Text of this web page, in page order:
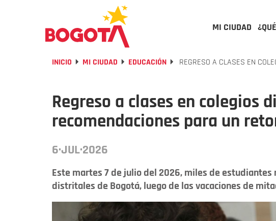
MI CIUDAD
INICIO MI CIUDAD EDUCACIÓN REGRESO A CLASES EN
Regreso a clases en colegios
recomendaciones para un
6·JUL·2026
Este martes 7 de julio del 2026, miles de estudiantes
distritales de Bogotá, luego de las vacaciones de